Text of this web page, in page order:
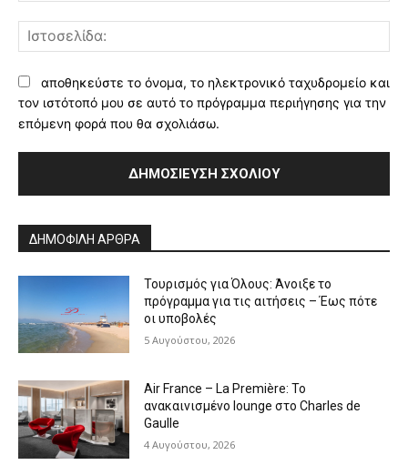
αποθηκεύστε το όνομα, το ηλεκτρονικό ταχυδρομείο και
τον ιστότοπό μου σε αυτό το πρόγραμμα περιήγησης για την
επόμενη φορά που θα σχολιάσω.
ΔΗΜΟΦΙΛΗ ΑΡΘΡΑ
Τουρισμός για Όλους: Άνοιξε το
πρόγραμμα για τις αιτήσεις – Έως πότε
οι υποβολές
5 Αυγούστου, 2026
Air France – La Première: Το
ανακαινισμένο lounge στο Charles de
Gaulle
4 Αυγούστου, 2026